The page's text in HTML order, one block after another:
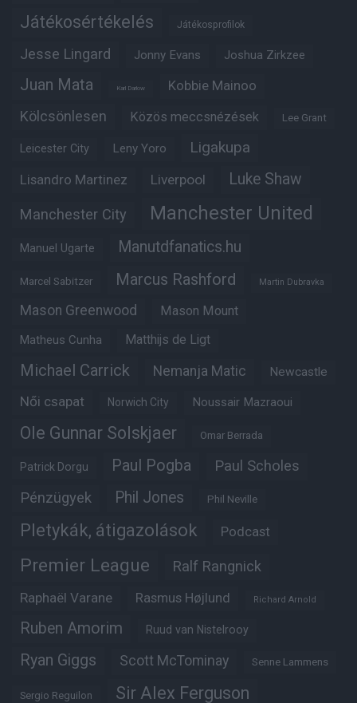
Játékosértékelés Játékosprofilok
Jesse Lingard Jonny Evans Joshua Zirkzee
Juan Mata Karl Darlow Kobbie Mainoo
Kölcsönlesen Közös meccsnézések Lee Grant
Leicester City Leny Yoro Ligakupa
Lisandro Martinez Liverpool Luke Shaw
Manchester City Manchester United
Manuel Ugarte Manutdfanatics.hu
Marcel Sabitzer Marcus Rashford Martin Dubravka
Mason Greenwood Mason Mount
Matheus Cunha Matthijs de Ligt
Michael Carrick Nemanja Matic Newcastle
Női csapat Norwich City Noussair Mazraoui
Ole Gunnar Solskjaer Omar Berrada
Patrick Dorgu Paul Pogba Paul Scholes
Pénzügyek Phil Jones Phil Neville
Pletykák, átigazolások Podcast
Premier League Ralf Rangnick
Raphaël Varane Rasmus Højlund Richard Arnold
Ruben Amorim Ruud van Nistelrooy
Ryan Giggs Scott McTominay Senne Lammens
Sergio Reguilon Sir Alex Ferguson